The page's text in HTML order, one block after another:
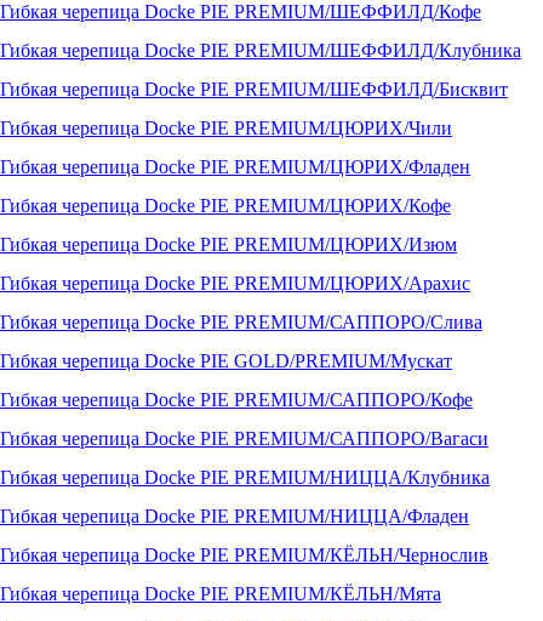
Гибкая черепица Docke PIE PREMIUM/ШЕФФИЛД/Кофе
Гибкая черепица Docke PIE PREMIUM/ШЕФФИЛД/Клубника
Гибкая черепица Docke PIE PREMIUM/ШЕФФИЛД/Бисквит
Гибкая черепица Docke PIE PREMIUM/ЦЮРИХ/Чили
Гибкая черепица Docke PIE PREMIUM/ЦЮРИХ/Фладен
Гибкая черепица Docke PIE PREMIUM/ЦЮРИХ/Кофе
Гибкая черепица Docke PIE PREMIUM/ЦЮРИХ/Изюм
Гибкая черепица Docke PIE PREMIUM/ЦЮРИХ/Арахис
Гибкая черепица Docke PIE PREMIUM/САППОРО/Слива
Гибкая черепица Docke PIE GOLD/PREMIUM/Мускат
Гибкая черепица Docke PIE PREMIUM/САППОРО/Кофе
Гибкая черепица Docke PIE PREMIUM/САППОРО/Вагаси
Гибкая черепица Docke PIE PREMIUM/НИЦЦА/Клубника
Гибкая черепица Docke PIE PREMIUM/НИЦЦА/Фладен
Гибкая черепица Docke PIE PREMIUM/КЁЛЬН/Чернослив
Гибкая черепица Docke PIE PREMIUM/КЁЛЬН/Мята